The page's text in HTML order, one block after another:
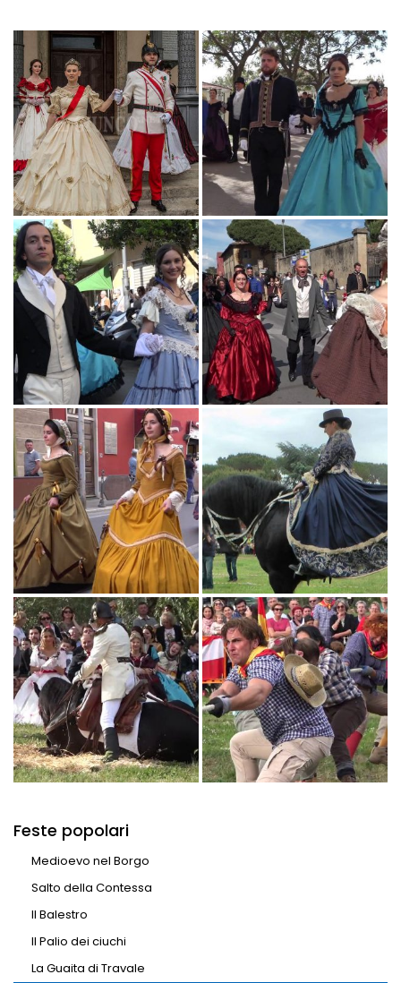
Feste popolari
Medioevo nel Borgo
Salto della Contessa
Il Balestro
Il Palio dei ciuchi
La Guaita di Travale